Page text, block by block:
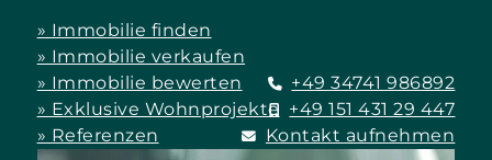
» Immobilie finden
» Immobilie verkaufen
» Immobilie bewerten
» Exklusive Wohnprojekte
» Referenzen
+49 34741 986892
+49 151 431 29 447
Kontakt aufnehmen